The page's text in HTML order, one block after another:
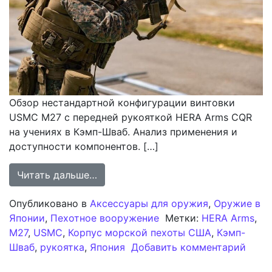
Обзор нестандартной конфигурации винтовки
USMC M27 с передней рукояткой HERA Arms CQR
на учениях в Кэмп-Шваб. Анализ применения и
доступности компонентов. […]
Читать дальше…
Опубликовано в Аксессуары для оружия, Оружие в
Японии, Пехотное вооружение Метки: HERA Arms,
M27, USMC, Корпус морской пехоты США, Кэмп-
Шваб, рукоятка, Япония Добавить комментарий